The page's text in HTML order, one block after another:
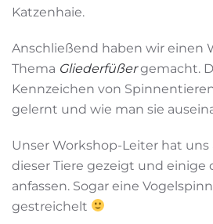
Katzenhaie.
Anschließend haben wir einen
Thema Gliederfüßergemacht.
Kennzeichen von
gelernt und wie man sie
Unser Workshop-Leiter hat
dieser Tiere gezeigt und einige
anfassen. Sogar eine
gestreichelt